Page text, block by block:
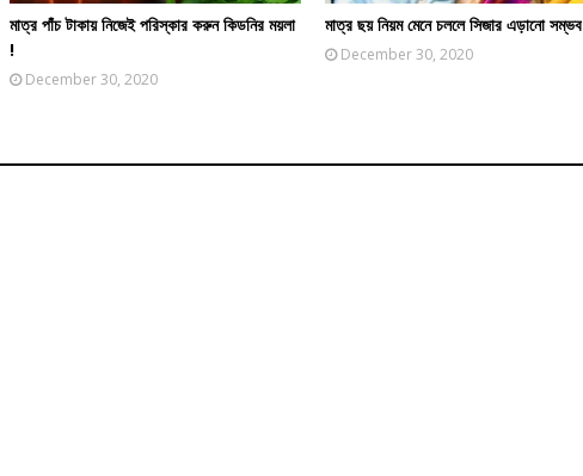
মাত্র পাঁচ টাকায় নিজেই পরিস্কার করুন কিডনির ময়লা
!
December 30, 2020
মাত্র ছয় নিয়ম মেনে চললে সিজার এড়ানো সম্ভব
December 30, 2020